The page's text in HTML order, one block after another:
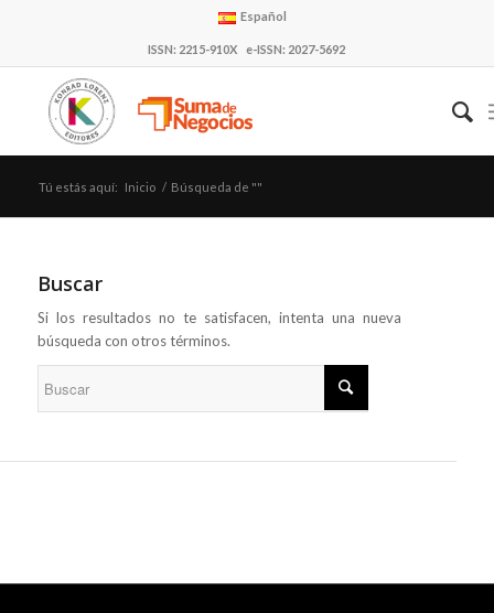
Español
ISSN: 2215-910X e-ISSN: 2027-5692
Tú estás aquí: Inicio / Búsqueda de ""
Buscar
Si los resultados no te satisfacen, intenta una nueva
búsqueda con otros términos.